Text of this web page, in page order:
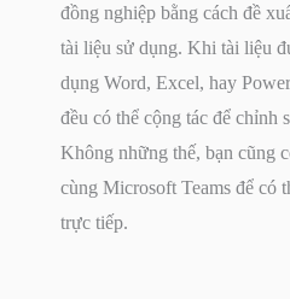
đồng nghiệp bằng cách đề
tài liệu sử dụng. Khi tài liệu
dụng Word, Excel, hay
đều có thể cộng tác để chỉnh
Không những thế, bạn cũng
cùng Microsoft Teams để có
trực tiếp.